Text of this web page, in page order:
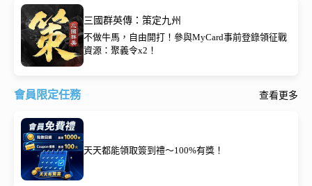
三國群英傳：策定九州
不做牛馬，自由開打！參與MyCard事前登錄領征戰
資源：聚義令x2！
會員限定任務 查看更多
天天都能領取簽到禮～100%有獎！